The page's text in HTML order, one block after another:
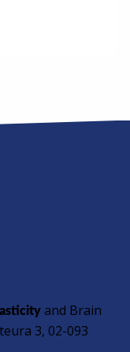
and Brain
3, 02-093